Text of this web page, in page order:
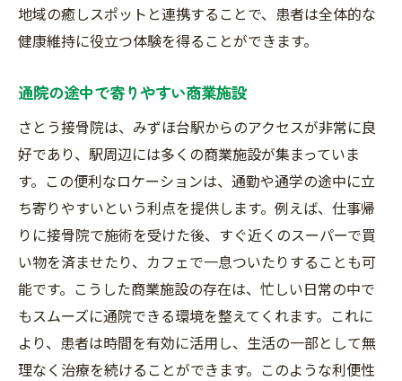
地域の癒しスポットと連携することで、患者は全体的な
健康維持に役立つ体験を得ることができます。
通院の途中で寄りやすい商業施設
さとう接骨院は、みずほ台駅からのアクセスが非常に良
好であり、駅周辺には多くの商業施設が集まっていま
す。この便利なロケーションは、通勤や通学の途中に立
ち寄りやすいという利点を提供します。例えば、仕事帰
りに接骨院で施術を受けた後、すぐ近くのスーパーで買
い物を済ませたり、カフェで一息ついたりすることも可
能です。こうした商業施設の存在は、忙しい日常の中で
もスムーズに通院できる環境を整えてくれます。これに
より、患者は時間を有効に活用し、生活の一部として無
理なく治療を続けることができます。このような利便性